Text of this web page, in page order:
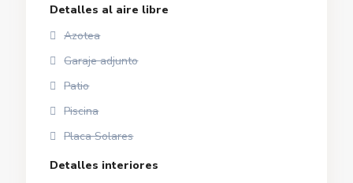
Detalles al aire libre
Azotea
Garaje adjunto
Patio
Piscina
Placa Solares
Detalles interiores